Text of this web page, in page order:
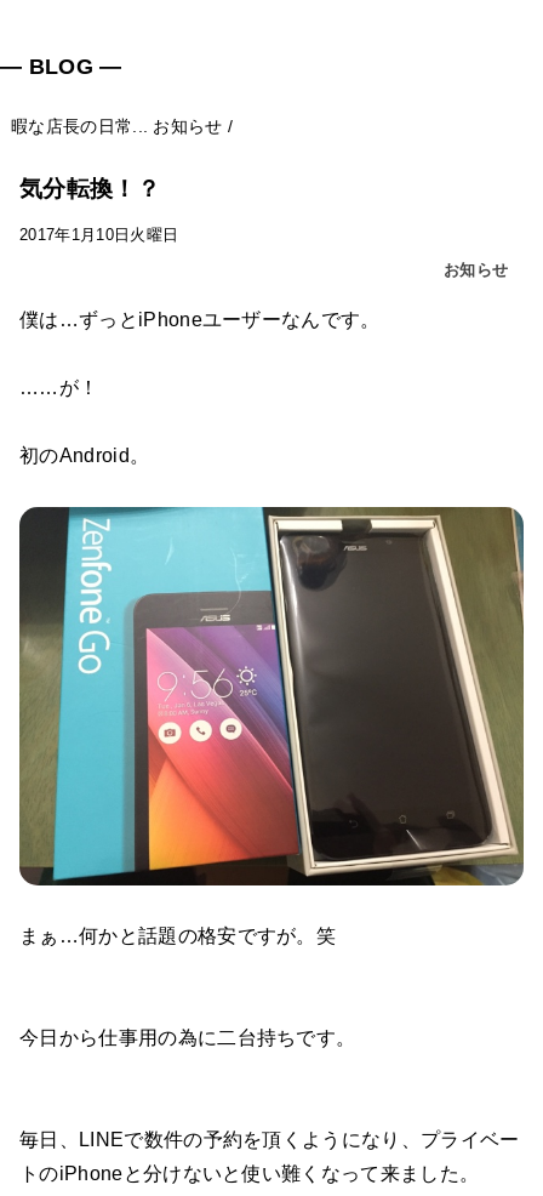
― BLOG ―
暇な店長の日常... お知らせ /
気分転換！？
2017年1月10日火曜日
お知らせ
僕は…ずっとiPhoneユーザーなんです。
……が！
初のAndroid。
まぁ…何かと話題の格安ですが。笑
今日から仕事用の為に二台持ちです。
毎日、LINEで数件の予約を頂くようになり、プライベー
トのiPhoneと分けないと使い難くなって来ました。